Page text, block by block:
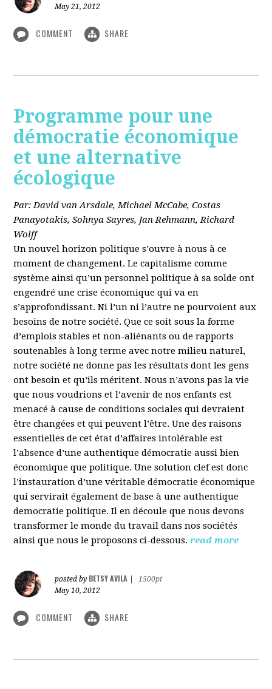
May 21, 2012
COMMENT SHARE
Programme pour une
démocratie économique
et une alternative
écologique
Par: David van Arsdale, Michael McCabe, Costas
Panayotakis, Sohnya Sayres, Jan Rehmann, Richard
Wolff
Un nouvel horizon politique s’ouvre à nous à ce
moment de changement. Le capitalisme comme
système ainsi qu’un personnel politique à sa solde ont
engendré une crise économique qui va en
s’approfondissant. Ni l’un ni l’autre ne pourvoient aux
besoins de notre société. Que ce soit sous la forme
d’emplois stables et non-aliénants ou de rapports
soutenables à long terme avec notre milieu naturel,
notre société ne donne pas les résultats dont les gens
ont besoin et qu’ils méritent. Nous n’avons pas la vie
que nous voudrions et l’avenir de nos enfants est
menacé à cause de conditions sociales qui devraient
être changées et qui peuvent l’être. Une des raisons
essentielles de cet état d’affaires intolérable est
l’absence d’une authentique démocratie aussi bien
économique que politique. Une solution clef est donc
l’instauration d’une véritable démocratie économique
qui servirait également de base à une authentique
democratie politique. Il en découle que nous devons
transformer le monde du travail dans nos sociétés
ainsi que nous le proposons ci-dessous. read more
posted by BETSY AVILA
1500pt
May 10, 2012
COMMENT SHARE